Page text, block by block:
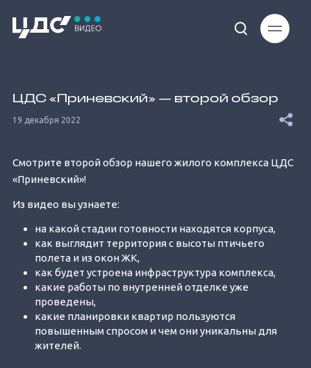
11.60%
ЦДС «Приневский» — второй обзор
19 декабря 2022
Смотрите второй обзор нашего жилого комплекса ЦДС
«Приневский»!
Из видео вы узнаете:
на какой стадии готовности находятся корпуса,
как выглядит территория с высоты птичьего
полета и из окон ЖК,
как будет устроена инфраструктура комплекса,
какие работы по внутренней отделке уже
проведены,
какие планировки квартир пользуются
повышенным спросом и чем они уникальны для
жителей.